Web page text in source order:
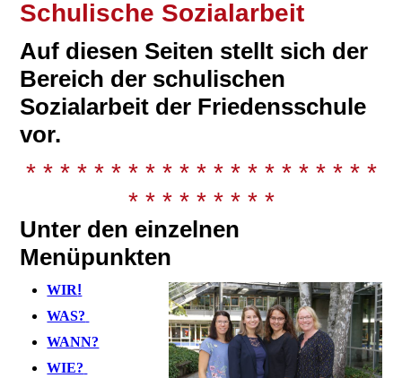
Schulische Sozialarbeit
Auf diesen Seiten stellt sich der
Bereich der schulischen
Sozialarbeit der Friedensschule
vor.
* * * * * * * * * * * * * * * * * * * * *
* * * * * * * * *
Unter den einzelnen
Menüpunkten
WIR!
WAS?
WANN?
WIE?